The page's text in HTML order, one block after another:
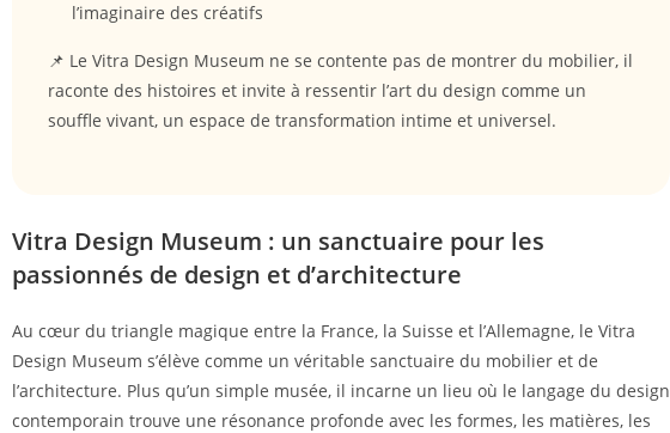
l’imaginaire des créatifs
📌 Le Vitra Design Museum ne se contente pas de montrer du mobilier, il
raconte des histoires et invite à ressentir l’art du design comme un
souffle vivant, un espace de transformation intime et universel.
Vitra Design Museum : un sanctuaire pour les
passionnés de design et d’architecture
Au cœur du triangle magique entre la France, la Suisse et l’Allemagne, le Vitra
Design Museum s’élève comme un véritable sanctuaire du mobilier et de
l’architecture. Plus qu’un simple musée, il incarne un lieu où le langage du design
contemporain trouve une résonance profonde avec les formes, les matières, les